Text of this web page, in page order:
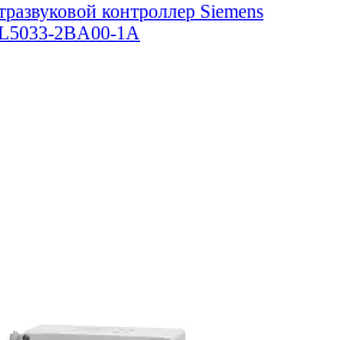
контроллер Siemens
2BA00-1A